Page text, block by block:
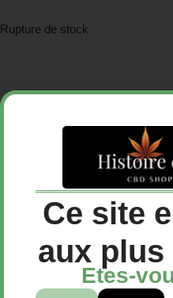
Rupture de stock
Ce site
aux plus
Etes-